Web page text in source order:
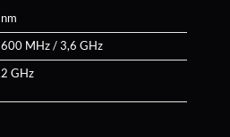
MHz / 3,6 GHz
GHz